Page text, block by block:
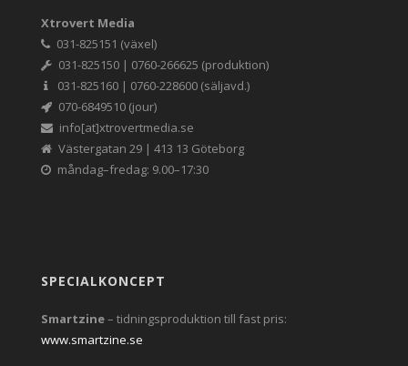
Xtrovert Media
031-825151 (växel)
031-825150 | 0760-266625 (produktion)
031-825160 | 0760-228600 (säljavd.)
070-6849510 (jour)
info[at]xtrovertmedia.se
Västergatan 29 | 413 13 Göteborg
måndag–fredag: 9.00–17:30
SPECIALKONCEPT
Smartzine– tidningsproduktion till fast pris:
www.smartzine.se